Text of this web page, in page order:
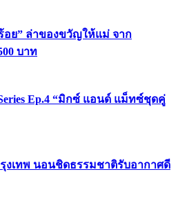
อย” ล่าของขวัญให้แม่ จาก
บาท
Series Ep.4 “มิกซ์ แอนด์ แม็ทซ์ชุดคู่
งเทพ นอนชิดธรรมชาติรับอากาศดี